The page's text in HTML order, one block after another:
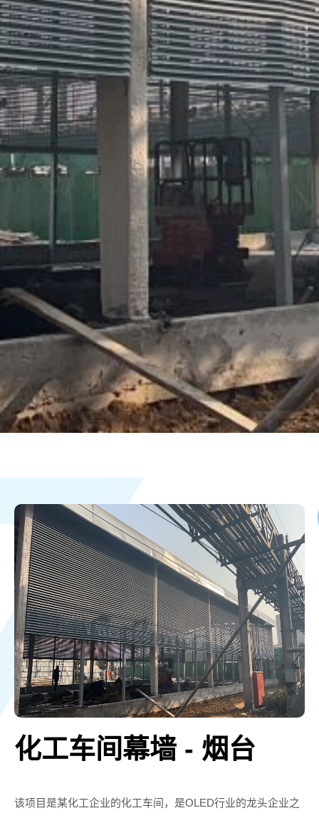
ABOUT
化工车间幕墙 - 烟台
该项目是某化工企业的化工车间，是OLED行业的龙头企业之